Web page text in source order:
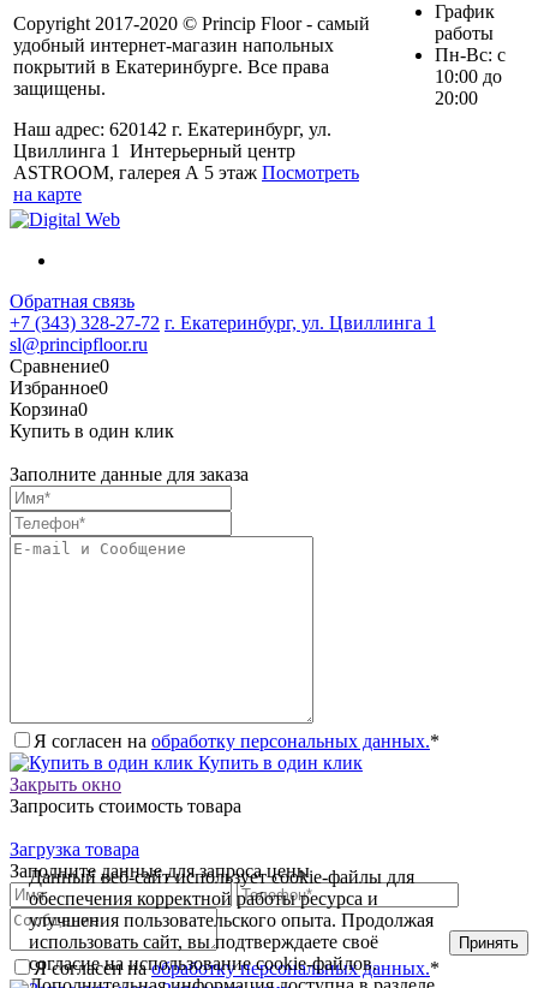
Copyright 2017-2020 © Princip Floor - самый
удобный интернет-магазин напольных
покрытий в Екатеринбурге. Все права
защищены.
Наш адрес: 620142 г. Екатеринбург, ул.
Цвиллинга 1 Интерьерный центр
ASTROOM, галерея А 5 этаж Посмотреть
на карте
График
работы
Пн-Вс: с
10:00 до
20:00
Обратная связь
+7 (343) 328-27-72 г. Екатеринбург, ул. Цвиллинга 1
sl@principfloor.ru
Сравнение0
Избранное0
Корзина0
Купить в один клик
Заполните данные для заказа
Я согласен на обработку персональных данных.*
Купить в один клик
Закрыть окно
Запросить стоимость товара
Загрузка товара
Заполните данные для запроса цены
Я согласен наобработку персональных данных.*
Данный веб-сайт использует cookie-файлы для
обеспечения корректной работы ресурса и
улучшения пользовательского опыта. Продолжая
использовать сайт, вы подтверждаете своё
согласие на использование cookie-файлов.
Принять